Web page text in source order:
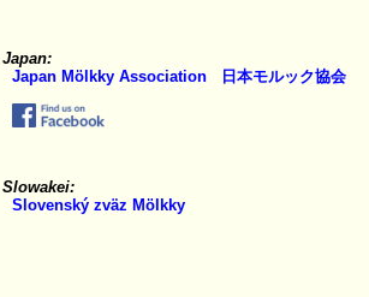
Japan:
Japan Mölkky Association 日本モルック協会
Slowakei:
Slovenský zväz Mölkky